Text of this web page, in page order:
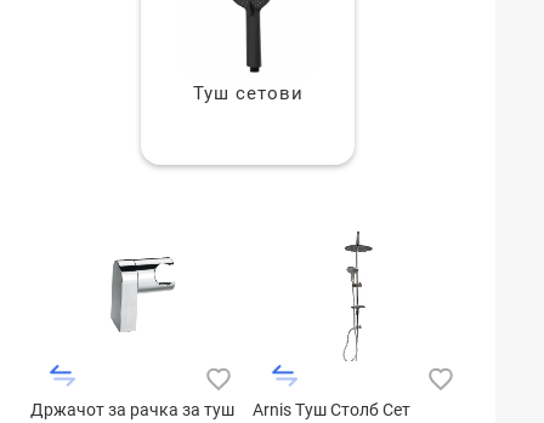
Туш сетови
Држачот за рачка за туш
Arnis Туш Столб Сет